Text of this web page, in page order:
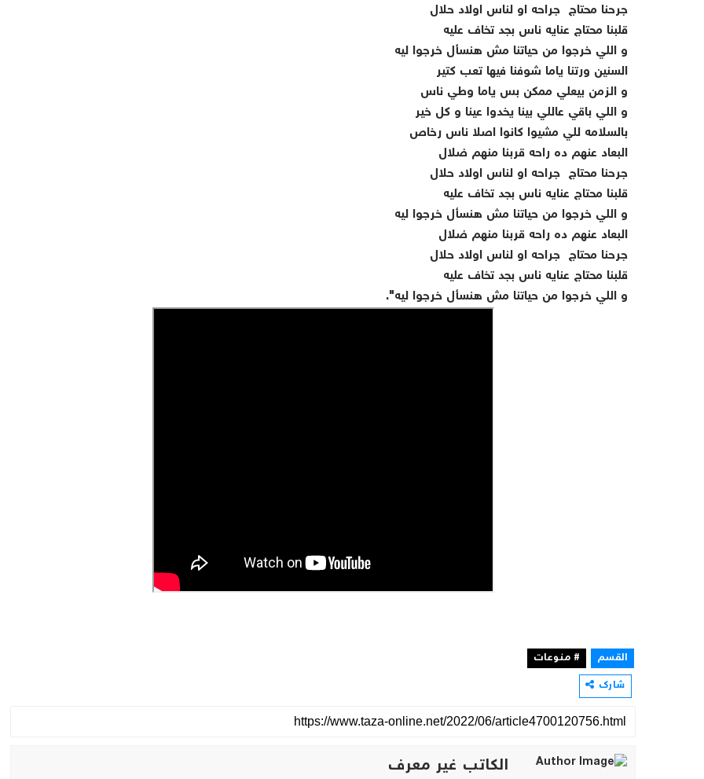
جرحنا محتاج جراحه او لناس اولاد حلال
قلبنا محتاج عنايه ناس بجد تخاف عليه
و اللي خرجوا من حياتنا مش هنسأل خرجوا ليه
السنين ورتنا ياما شوفنا فيها تعب كتير
و الزمن بيعلي ممكن بس ياما وطي ناس
و اللي باقي عاللي بينا يخدوا عينا و كل خير
بالسلامه للي مشيوا كانوا اصلا ناس رخاص
البعاد عنهم ده راحه قربنا منهم ضلال
جرحنا محتاج جراحه او لناس اولاد حلال
قلبنا محتاج عنايه ناس بجد تخاف عليه
و اللي خرجوا من حياتنا مش هنسأل خرجوا ليه
البعاد عنهم ده راحه قربنا منهم ضلال
جرحنا محتاج جراحه او لناس اولاد حلال
قلبنا محتاج عنايه ناس بجد تخاف عليه
و اللي خرجوا من حياتنا مش هنسأل خرجوا ليه".
القسم
# منوعات
شارك
الكاتب غير معرف